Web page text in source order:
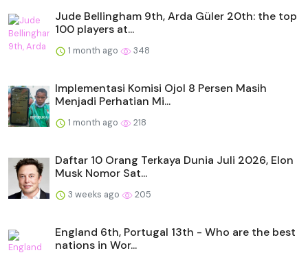
Jude Bellingham 9th, Arda Güler 20th: the top
100 players at...
1 month ago 348
Implementasi Komisi Ojol 8 Persen Masih
Menjadi Perhatian Mi...
1 month ago 218
Daftar 10 Orang Terkaya Dunia Juli 2026, Elon
Musk Nomor Sat...
3 weeks ago 205
England 6th, Portugal 13th - Who are the best
nations in Wor...